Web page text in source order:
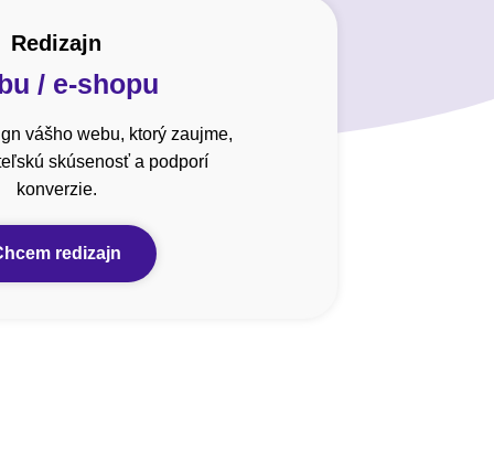
Redizajn
/ e-shopu
vášho webu, ktorý zaujme,
skúsenosť a podporí
konverzie.
redizajn